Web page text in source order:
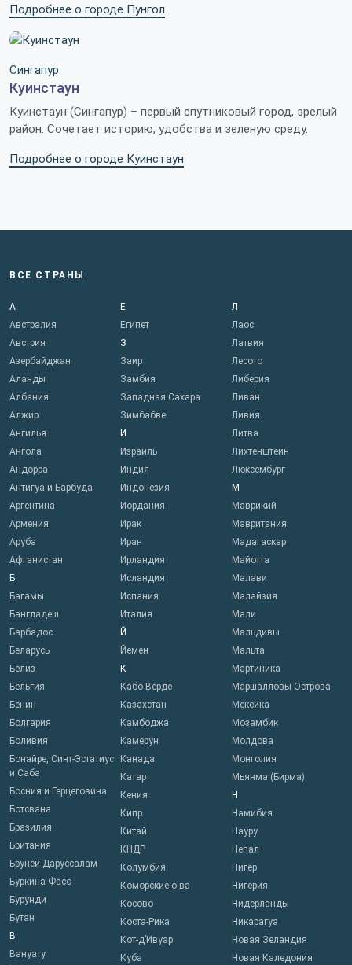
Подробнее о городе Пунгол
Сингапур
Куинстаун
Куинстаун (Сингапур) – первый спутниковый город, зрелый
район. Сочетает историю, удобства и зеленую среду.
Подробнее о городе Куинстаун
ВСЕ СТРАНЫ
А
Австралия
Австрия
Азербайджан
Аланды
Албания
Алжир
Ангилья
Ангола
Андорра
Антигуа и Барбуда
Аргентина
Армения
Аруба
Афганистан
Б
Багамы
Бангладеш
Барбадос
Беларусь
Белиз
Бельгия
Бенин
Болгария
Боливия
Бонайре, Синт-Эстатиус
и Саба
Босния и Герцеговина
Ботсвана
Бразилия
Британия
Бруней-Даруссалам
Буркина-Фасо
Бурунди
Бутан
В
Вануату
Е
Египет
З
Заир
Замбия
Западная Сахара
Зимбабве
И
Израиль
Индия
Индонезия
Иордания
Ирак
Иран
Ирландия
Исландия
Испания
Италия
Й
Йемен
К
Кабо-Верде
Казахстан
Камбоджа
Камерун
Канада
Катар
Кения
Кипр
Китай
КНДР
Колумбия
Коморские о-ва
Косово
Коста-Рика
Кот-д’Ивуар
Куба
Л
Лаос
Латвия
Лесото
Либерия
Ливан
Ливия
Литва
Лихтенштейн
Люксембург
М
Маврикий
Мавритания
Мадагаскар
Майотта
Малави
Малайзия
Мали
Мальдивы
Мальта
Мартиника
Маршалловы Острова
Мексика
Мозамбик
Молдова
Монголия
Мьянма (Бирма)
Н
Намибия
Науру
Непал
Нигер
Нигерия
Нидерланды
Никарагуа
Новая Зеландия
Новая Каледония